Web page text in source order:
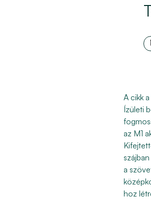
A cikk a
Ízületi
az M1
a
hoz